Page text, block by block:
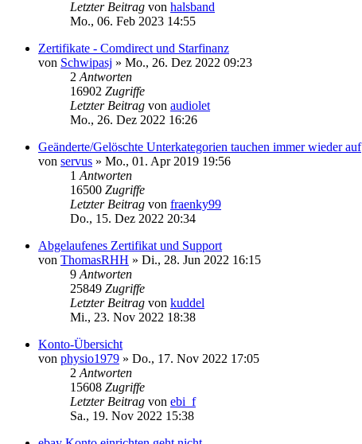
Letzter Beitrag von halsband
Mo., 06. Feb 2023 14:55
Zertifikate - Comdirect und Starfinanz
von Schwipasj » Mo., 26. Dez 2022 09:23
2 Antworten
16902 Zugriffe
Letzter Beitrag von audiolet
Mo., 26. Dez 2022 16:26
Geänderte/Gelöschte Unterkategorien tauchen immer wieder auf
von servus » Mo., 01. Apr 2019 19:56
1 Antworten
16500 Zugriffe
Letzter Beitrag von fraenky99
Do., 15. Dez 2022 20:34
Abgelaufenes Zertifikat und Support
von ThomasRHH » Di., 28. Jun 2022 16:15
9 Antworten
25849 Zugriffe
Letzter Beitrag von kuddel
Mi., 23. Nov 2022 18:38
Konto-Übersicht
von physio1979 » Do., 17. Nov 2022 17:05
2 Antworten
15608 Zugriffe
Letzter Beitrag von ebi_f
Sa., 19. Nov 2022 15:38